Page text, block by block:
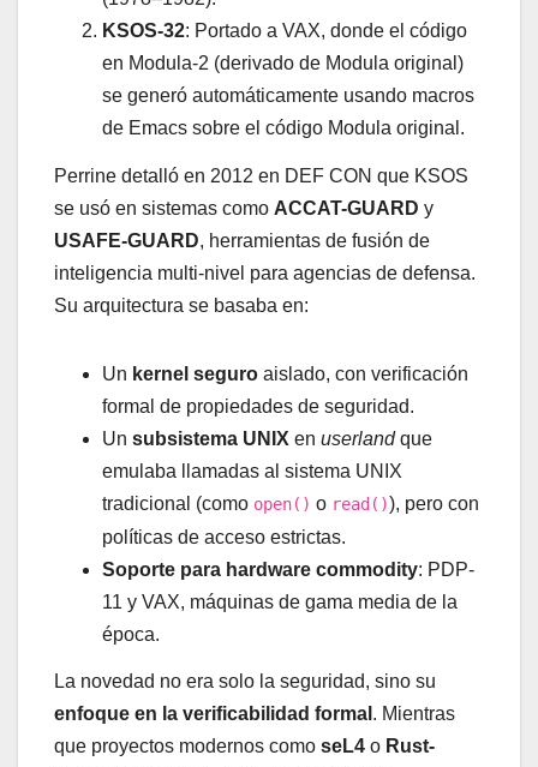
KSOS-32: Portado a VAX, donde el código
en Modula-2 (derivado de Modula original)
se generó automáticamente usando macros
de Emacs sobre el código Modula original.
Perrine detalló en 2012 en DEF CON que KSOS
se usó en sistemas como ACCAT-GUARD y
USAFE-GUARD, herramientas de fusión de
inteligencia multi-nivel para agencias de defensa.
Su arquitectura se basaba en:
Un kernel seguro aislado, con verificación
formal de propiedades de seguridad.
Un subsistema UNIX en userlandque
emulaba llamadas al sistema UNIX
tradicional (como open() o read()), pero con
políticas de acceso estrictas.
Soporte para hardware commodity: PDP-
11 y VAX, máquinas de gama media de la
época.
La novedad no era solo la seguridad, sino su
enfoque en la verificabilidad formal . Mientras
que proyectos modernos como seL4 o Rust-